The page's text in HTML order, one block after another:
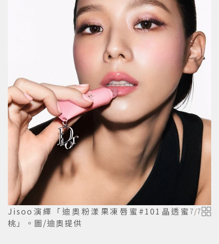
Jisoo演繹「迪奧粉漾果凍唇蜜#101晶透蜜
桃」。圖/迪奧提供
7/7